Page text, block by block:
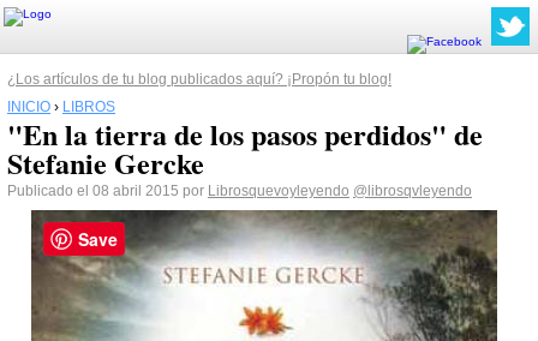
¿Los artículos de tu blog publicados aquí? ¡Propón tu blog!
INICIO › LIBROS
"En la tierra de los pasos perdidos" de
Stefanie Gercke
Publicado el 08 abril 2015 por Librosquevoyleyendo @librosqvleyendo
Save